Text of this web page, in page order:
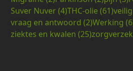
Suver Nuver(4)THC-olie (61)veilig
vraag en antwoord (2)Werking
ziektes en kwalen (25)